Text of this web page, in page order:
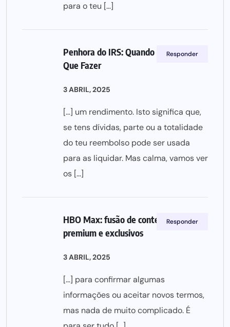
para o teu […]
Penhora do IRS: Quando Acontece e O
Que Fazer
3 ABRIL, 2025
[…] um rendimento. Isto significa que,
se tens dívidas, parte ou a totalidade
do teu reembolso pode ser usada
para as liquidar. Mas calma, vamos ver
os […]
Responder
HBO Max: fusão de conteúdos
premium e exclusivos
3 ABRIL, 2025
[…] para confirmar algumas
informações ou aceitar novos termos,
mas nada de muito complicado. É
Responder